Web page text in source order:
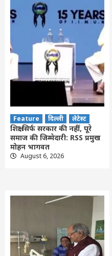
Feature दिल्ली लेटेस्ट
शिक्षा सिर्फ सरकार की नहीं, पूरे
समाज की जिम्मेदारी: RSS प्रमुख
मोहन भागवत
August 6, 2026